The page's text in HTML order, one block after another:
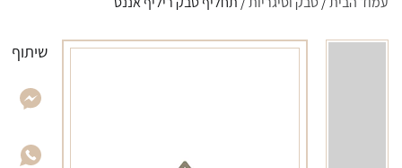
שיתוף